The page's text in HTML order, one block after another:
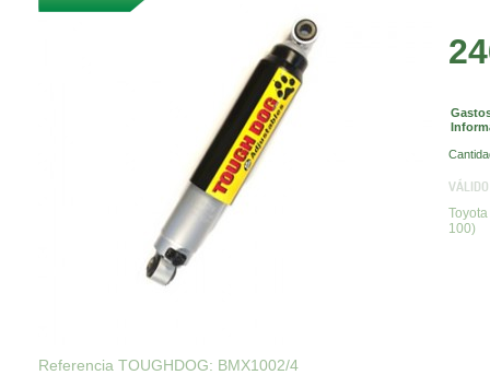
Referencia TOUGHDOG: BMX1002/4
100)